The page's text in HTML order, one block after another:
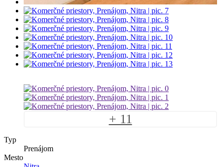
+ 11
Typ
Prenájom
Mesto